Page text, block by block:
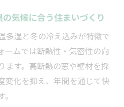
気候に合う住まいづくり
多湿と冬の冷え込みが特徴で
ームでは断熱性・気密性の向
ます。高断熱の窓や壁材を採
変化を抑え、年間を通じて快